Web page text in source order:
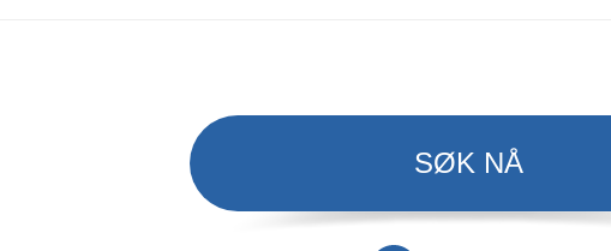
SØK NÅ